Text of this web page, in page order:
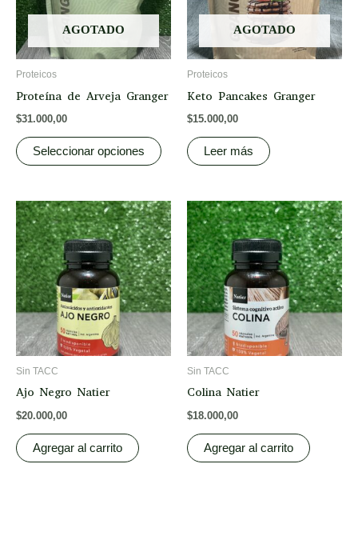
AGOTADO
Proteicos
Proteína de Arveja Granger
$31.000,00
Seleccionar opciones
The
options
may
product
AGOTADO
Proteicos
Keto Pancakes Granger
$15.000,00
Leer más
Sin TACC
Ajo Negro Natier
$20.000,00
Agregar al carrito
Sin TACC
Colina Natier
$18.000,00
Agregar al carrito